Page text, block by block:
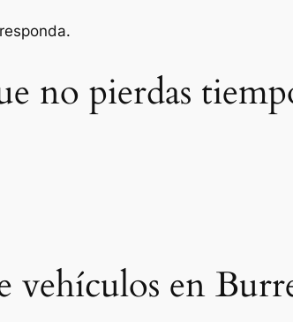
no pierdas
vehículos en